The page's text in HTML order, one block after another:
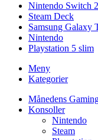
Nintendo Switch 2
Steam Deck
Samsung Galaxy
Nintendo
Playstation 5 slim
Meny
Kategorier
Månedens
Konsoller
Nintendo
Steam